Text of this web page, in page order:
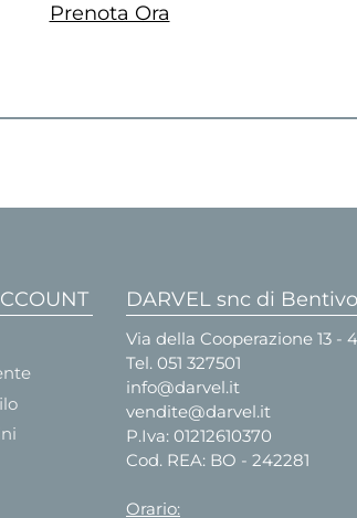
Prenota Ora
DARVEL snc di
Via della Cooperazione 13 -
Tel. 051 327501
info@darvel.it
vendite@darvel.it
P.Iva: 01212610370
Cod. REA: BO - 242281
Orario: